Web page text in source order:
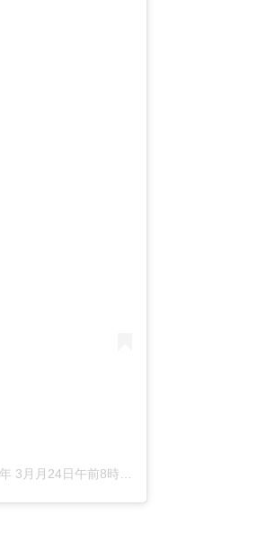
3月月24日午前8時35分PDT